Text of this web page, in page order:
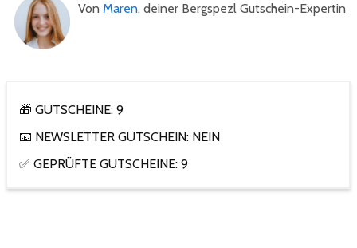
Von Maren, deiner Bergspezl Gutschein-Expertin
🎁 GUTSCHEINE: 9
📧 NEWSLETTER GUTSCHEIN: NEIN
✅ GEPRÜFTE GUTSCHEINE: 9